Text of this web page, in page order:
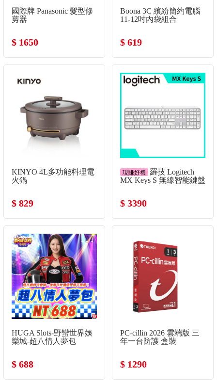
國際牌 Panasonic 髮型修
剪器
$ 1650
Boona 3C 繽紛簡約電腦
11-12吋內袋組合
$ 619
KINYO 4L多功能料理電
火鍋
$ 829
現賺好禮
羅技 Logitech
MX Keys S 無線智能鍵盤
$ 3390
HUGA Slots-野蠻世界娛
樂城-超八情人夢包
$ 688
PC-cillin 2026 雲端版 三
年一台防護 盒裝
$ 1290